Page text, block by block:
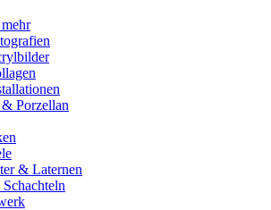
Porzellan
& Laternen